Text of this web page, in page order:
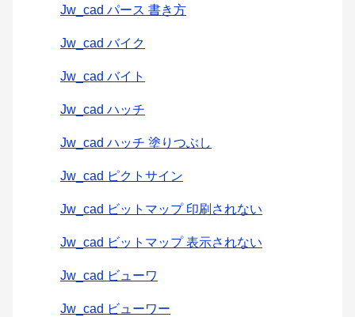
Jw_cad パース 書き方
Jw_cad バイク
Jw_cad バイト
Jw_cad ハッチ
Jw_cad ハッチ 塗りつぶし
Jw_cad ピクトサイン
Jw_cad ビットマップ 印刷されない
Jw_cad ビットマップ 表示されない
Jw_cad ビューワ
Jw_cad ビューワー